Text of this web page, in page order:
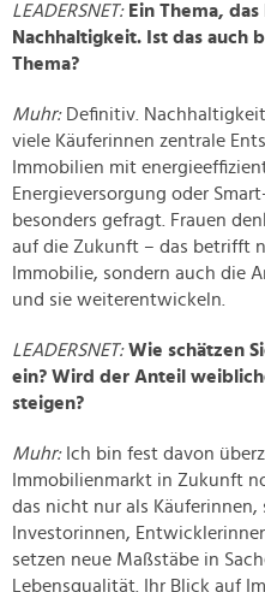
LEADERSNET: Ein Thema,
Nachhaltigkeit. Ist das auch
Thema?
Muhr:Definitiv.
viele Käuferinnen zentrale
Immobilien mit
Energieversorgung oder
besonders gefragt. Frauen
auf die Zukunft – das betrifft
Immobilie, sondern auch die
und sie weiterentwickeln.
LEADERSNET: Wie schätzen
ein? Wird der Anteil
steigen?
Muhr:Ich bin fest davon
Immobilienmarkt in Zukunft
das nicht nur als Käuferinnen,
Investorinnen,
setzen neue Maßstäbe in
Lebensqualität. Ihr Blick auf